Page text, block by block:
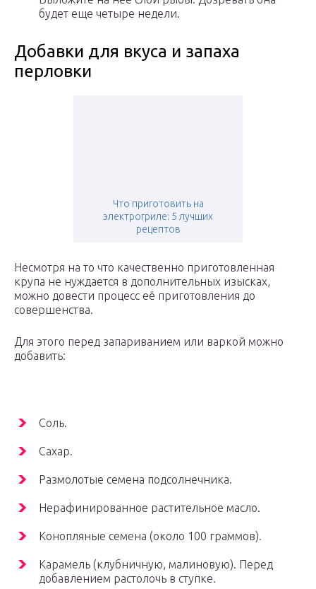
будет еще четыре недели.
Добавки для вкуса и запаха
перловки
Что приготовить на
электрогриле: 5 лучших
рецептов
Несмотря на то что качественно приготовленная
крупа не нуждается в дополнительных изысках,
можно довести процесс её приготовления до
совершенства.
Для этого перед запариванием или варкой можно
добавить:
Соль.
Сахар.
Размолотые семена подсолнечника.
Нерафинированное растительное масло.
Конопляные семена (около 100 граммов).
Карамель (клубничную, малиновую). Перед
добавлением растолочь в ступке.